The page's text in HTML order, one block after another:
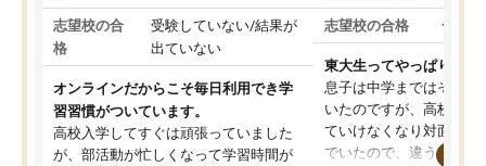
志望校の合
格
受験していない/結果が
出ていない
オンラインだからこそ毎日利用でき学
習習慣がついています。
高校入学してすぐは頑張っていました
が、部活動が忙しくなって学習時間が
志望校の合格 合格
東大生ってやっぱりすご
息子は中学まではそこそ
いたのですが、高校に入
ていけなくなり対面の塾
でいたので、違うアプロ